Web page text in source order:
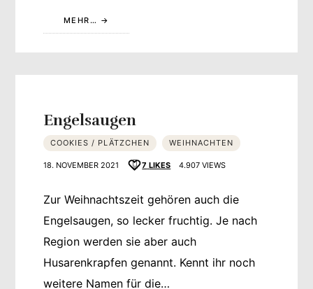
MEHR…
Engelsaugen
COOKIES / PLÄTZCHEN WEIHNACHTEN
18. NOVEMBER 2021 7 LIKES 4.907 VIEWS
Zur Weihnachtszeit gehören auch die
Engelsaugen, so lecker fruchtig. Je nach
Region werden sie aber auch
Husarenkrapfen genannt. Kennt ihr noch
weitere Namen für die…